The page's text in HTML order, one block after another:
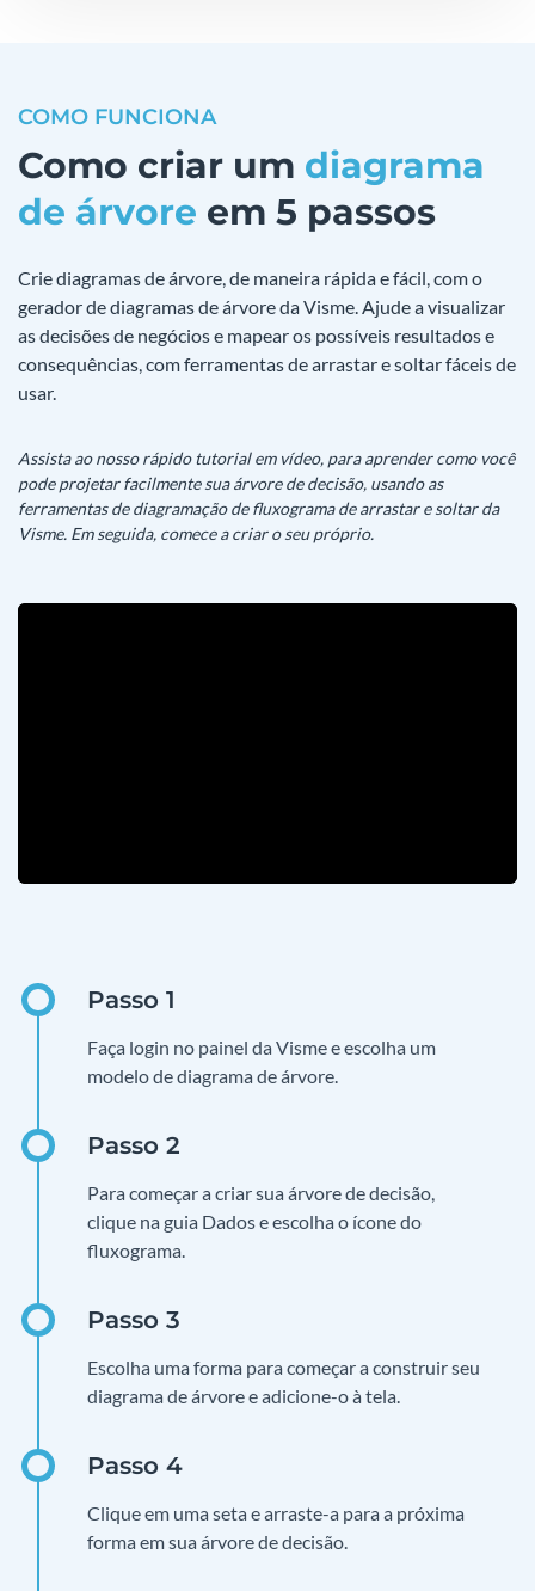
COMO FUNCIONA
Como criar um diagrama
de árvore em 5 passos
Crie diagramas de árvore, de maneira rápida e fácil, com o
gerador de diagramas de árvore da Visme. Ajude a visualizar
as decisões de negócios e mapear os possíveis resultados e
consequências, com ferramentas de arrastar e soltar fáceis de
usar.
Assista ao nosso rápido tutorial em vídeo, para aprender como você
pode projetar facilmente sua árvore de decisão, usando as
ferramentas de diagramação de fluxograma de arrastar e soltar da
Visme. Em seguida, comece a criar o seu próprio.
Faça login no painel da Visme e escolha um
modelo de diagrama de árvore.
Para começar a criar sua árvore de decisão,
clique na guia Dados e escolha o ícone do
fluxograma.
Escolha uma forma para começar a construir seu
diagrama de árvore e adicione-o à tela.
Clique em uma seta e arraste-a para a próxima
forma em sua árvore de decisão.